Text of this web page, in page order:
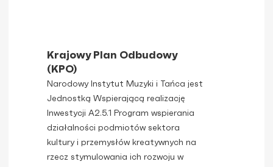
Krajowy Plan Odbudowy
(KPO)
Narodowy Instytut Muzyki i Tańca jest
Jednostką Wspierającą realizację
Inwestycji A2.5.1 Program wspierania
działalności podmiotów sektora
kultury i przemysłów kreatywnych na
rzecz stymulowania ich rozwoju w